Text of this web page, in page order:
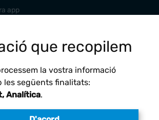
app
que recopilem
la vostra informació
les següents finalitats:
Analítica.